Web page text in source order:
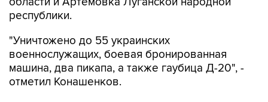
"Уничтожено до 55 украинских
машина, два пикапа, а также гаубица Д-20", -
отметил Конашенков.
"Наюжно-донецком и запорожском